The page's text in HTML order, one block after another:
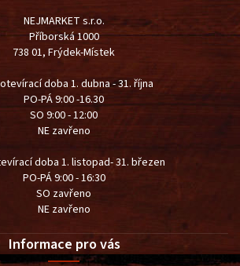
NEJMARKET s.r.o.
Příborská 1000
738 01, Frýdek-Místek
doba 1. dubna - 31. října
PO-PÁ 9:00 -16.30
SO 9:00 - 12:00
NE zavřeno
doba 1. listopad- 31. březen
PO-PÁ 9:00 - 16:30
SO zavřeno
NE zavřeno
Informace pro vás